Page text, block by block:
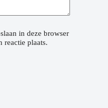
in deze browser
reactie plaats.